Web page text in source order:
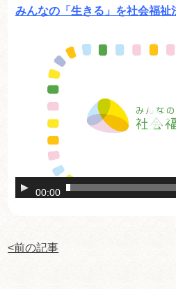
みんなの「生きる」を社会福祉
00:00
<前の記事